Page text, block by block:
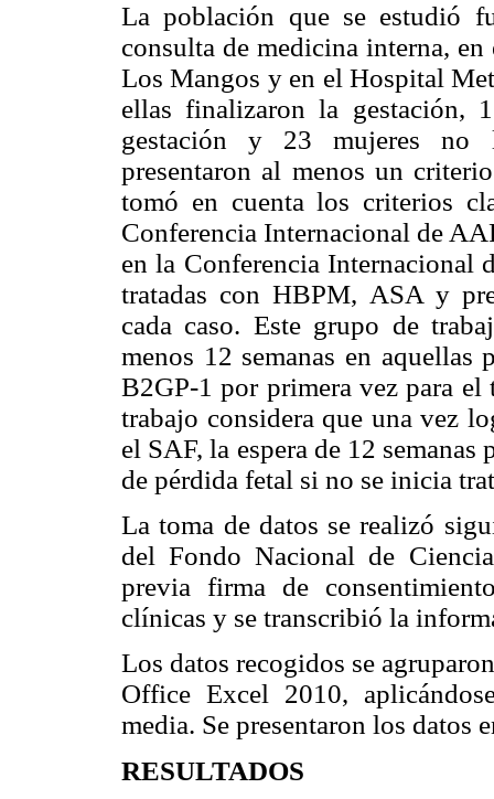
La población que se estudió
consulta de medicina interna,
Los Mangos y en el Hospital
ellas finalizaron la gestación,
gestación y 23 mujeres no
presentaron al menos un
tomó en cuenta los criterios
Conferencia Internacional de
en la Conferencia Internacional
tratadas con HBPM, ASA y
cada caso. Este grupo de
menos 12 semanas en
B2GP-1 por primera vez para
trabajo considera que una vez
el SAF, la espera de 12
de pérdida fetal si no se inicia
La toma de datos se realizó
del Fondo Nacional de
previa firma de
clínicas y se transcribió la
Los datos recogidos se
Office Excel 2010,
media. Se presentaron los datos
RESULTADOS